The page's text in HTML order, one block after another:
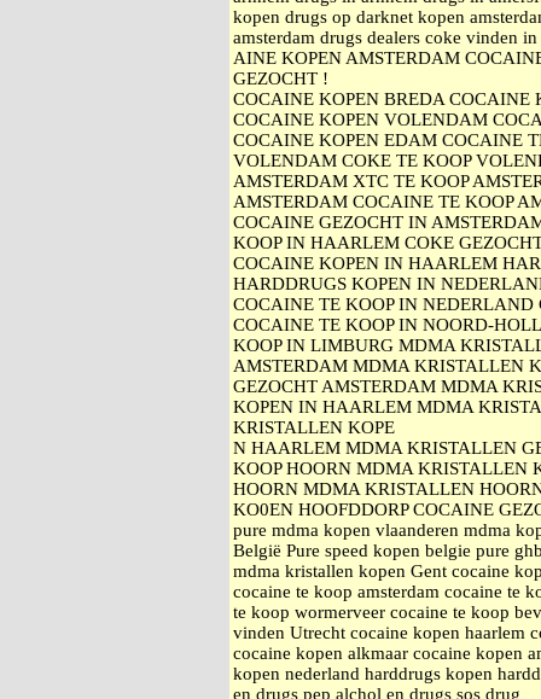
kopen drugs op darknet kopen
amsterdam drugs dealers coke vinden
AINE KOPEN AMSTERDAM
GEZOCHT !
COCAINE KOPEN BREDA
COCAINE KOPEN VOLENDAM
COCAINE KOPEN EDAM COCAINE
VOLENDAM COKE TE KOOP
AMSTERDAM XTC TE KOOP
AMSTERDAM COCAINE TE KOOP
COCAINE GEZOCHT IN
KOOP IN HAARLEM COKE
COCAINE KOPEN IN HAARLEM
HARDDRUGS KOPEN IN
COCAINE TE KOOP IN
COCAINE TE KOOP IN NOORD-
KOOP IN LIMBURG MDMA
AMSTERDAM MDMA KRISTALLEN
GEZOCHT AMSTERDAM MDMA
KOPEN IN HAARLEM MDMA
KRISTALLEN KOPE
N HAARLEM MDMA KRISTALLEN
KOOP HOORN MDMA KRISTALLEN
HOORN MDMA KRISTALLEN
KO0EN HOOFDDORP COCAINE
pure mdma kopen vlaanderen mdma
België Pure speed kopen belgie pure
mdma kristallen kopen Gent cocaine
cocaine te koop amsterdam cocaine te
te koop wormerveer cocaine te koop
vinden Utrecht cocaine kopen haarlem
cocaine kopen alkmaar cocaine kopen
kopen nederland harddrugs kopen
en drugs pep alchol en drugs sos drug